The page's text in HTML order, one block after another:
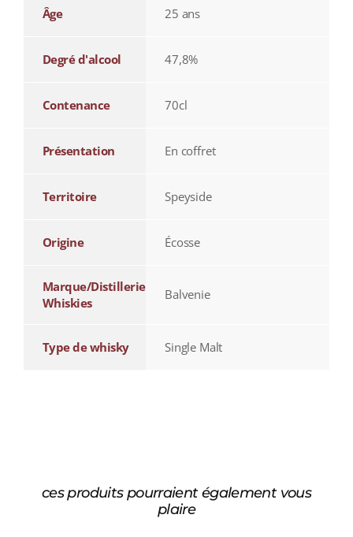
Âge 25 ans
Degré d'alcool 47,8%
Contenance 70cl
Présentation En coffret
Territoire Speyside
Origine Écosse
Marque/Distillerie
Whiskies
Balvenie
Type de whisky Single Malt
ces produits pourraient également vous
plaire